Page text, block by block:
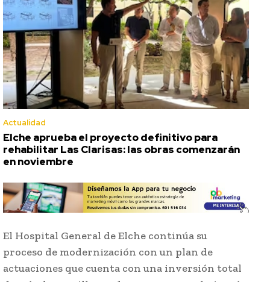
Actualidad
Elche aprueba el proyecto definitivo para
rehabilitar Las Clarisas: las obras comenzarán
en noviembre
El Hospital General de Elche continúa su
proceso de modernización con un plan de
actuaciones que cuenta con una inversión total